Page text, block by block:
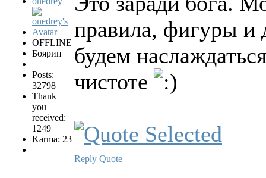
OFFLINE
Боярин
Posts:
32798
Thank
you
received:
1249
Karma: 23
правила, фигуры и
будем
чистоте
Reply Quote